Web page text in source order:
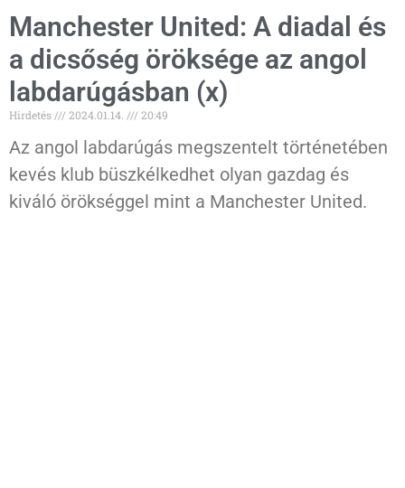
Manchester United: A diadal és
a dicsőség öröksége az angol
labdarúgásban (x)
Hirdetés 2024.01.14. 20:49
Az angol labdarúgás megszentelt történetében
kevés klub büszkélkedhet olyan gazdag és
kiváló örökséggel mint a Manchester United.